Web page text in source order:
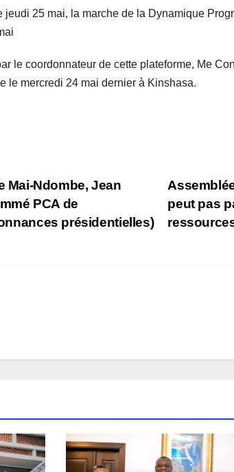
jeudi 25 mai, la marche de la Dynamique
le coordonnateur de cette plateforme, Me
le mercredi 24 mai dernier à Kinshasa.
peut pas
Mai-Ndombe, Jean
PCA de
présidentielles)